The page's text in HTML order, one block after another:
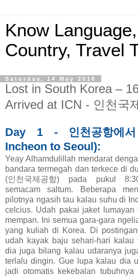
Know
Country, Travel
Saturday, 14 May 2016
Lost in South Korea –
Arrived at ICN - 인천국
Day 1 - 인천공항에
Incheon to Seoul):
Yeay Alhamdulillah mendarat
bandara termegah dan terkece di
(인천국제공항) pada pukul
semacam saltum. Beberapa
pilotnya ngasih tau kalau suhu di
celcius. Udah pakai jaket
mempan. Ini semua gara-gara
yang kuliah di Korea. Di
udah kayak baju sehari-hari kalau
dia juga bilang kalau udaranya
terlalu dingin. Gue lupa kalau dia
jadi otomatis kekebalan